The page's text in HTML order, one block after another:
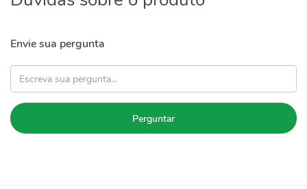
Envie sua pergunta
Perguntar